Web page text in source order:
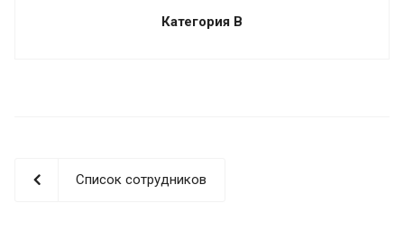
Категория B
Список сотрудников